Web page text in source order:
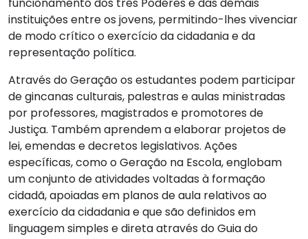
funcionamento dos três Poderes e das demais
instituições entre os jovens, permitindo-lhes vivenciar
de modo crítico o exercício da cidadania e da
representação política.
Através do Geração os estudantes podem participar
de gincanas culturais, palestras e aulas ministradas
por professores, magistrados e promotores de
Justiça. Também aprendem a elaborar projetos de
lei, emendas e decretos legislativos. Ações
específicas, como o Geração na Escola, englobam
um conjunto de atividades voltadas à formação
cidadã, apoiadas em planos de aula relativos ao
exercício da cidadania e que são definidos em
linguagem simples e direta através do Guia do